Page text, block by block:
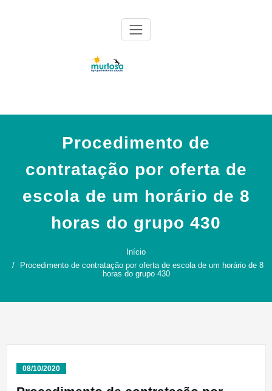
Procedimento de
contratação por oferta de
escola de um horário de 8
horas do grupo 430
Início
Procedimento de contratação por oferta de escola de um horário de 8
horas do grupo 430
08/10/2020